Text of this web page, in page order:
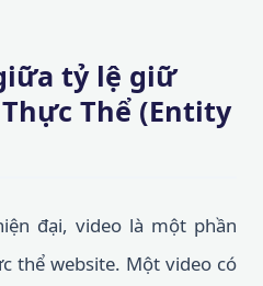
tỷ lệ giữ
Thực Thể (Entity
đại, video là một phần
thể website. Một video có